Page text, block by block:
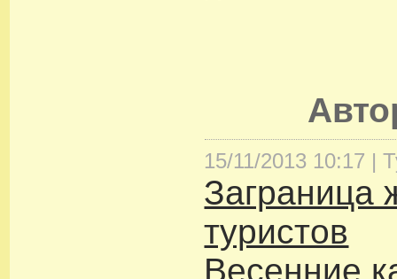
15/11/2013 10:17 |
Заграница
туристов
Весенние